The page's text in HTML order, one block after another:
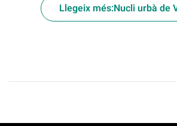
Llegeix més:Nucli urbà de